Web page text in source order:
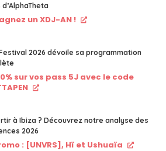
un XDJ-AN !
2026 dévoile sa programmation
sur vos pass 5J avec le code
à Ibiza ? Découvrez notre analyse des
2026
: [UNVRS], Hï et Ushuaïa